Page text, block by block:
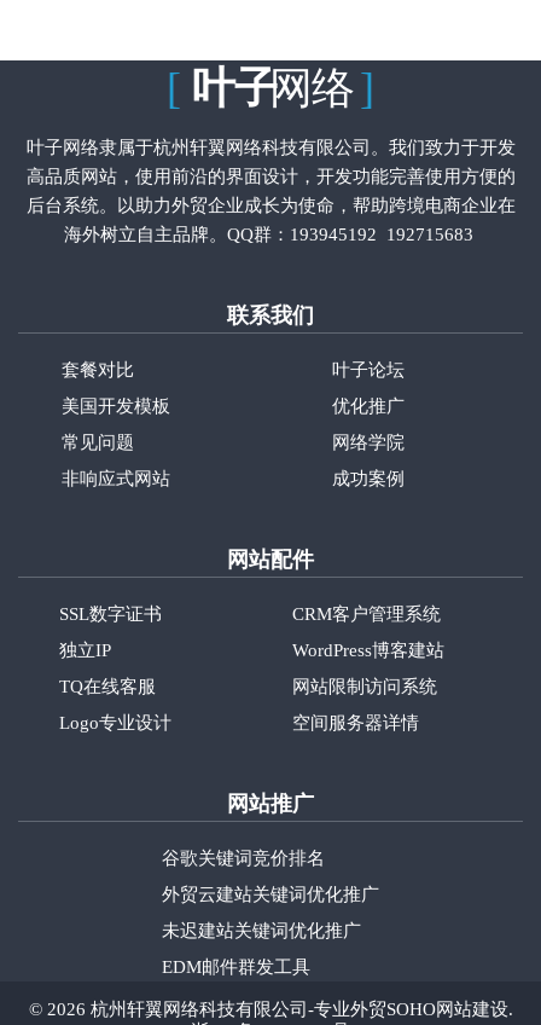
[ 叶子网络]
叶子网络隶属于杭州轩翼网络科技有限公司。我们致力于开发
高品质网站，使用前沿的界面设计，开发功能完善使用方便的
后台系统。以助力外贸企业成长为使命，帮助跨境电商企业在
海外树立自主品牌。QQ群： 193945192 192715683
联系我们
套餐对比
美国开发模板
常见问题
非响应式网站
叶子论坛
优化推广
网络学院
成功案例
网站配件
SSL数字证书
独立IP
TQ在线客服
Logo专业设计
CRM客户管理系统
WordPress博客建站
网站限制访问系统
空间服务器详情
网站推广
谷歌关键词竞价排名
外贸云建站关键词优化推广
未迟建站关键词优化推广
EDM邮件群发工具
© 2026 杭州轩翼网络科技有限公司-专业外贸SOHO网站建设.